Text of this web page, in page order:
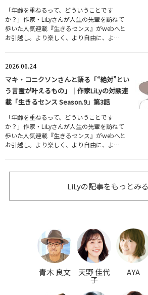
「年齢を重ねるって、どういうことです
か？」作家・LiLyさんが人生の先輩を訪ねて
歩いた人気連載『生きるセンス』がwebへと
お引越し。より楽しく、より自由に、よ…
2026.06.24
マキ・コニクソンさんと語る「“絶対”とい
う言霊が叶えるもの」｜作家LiLyの対談連
載「生きるセンス Season.9」第3話
「年齢を重ねるって、どういうことです
か？」作家・LiLyさんが人生の先輩を訪ねて
歩いた人気連載『生きるセンス』がwebへと
お引越し。より楽しく、より自由に、よ…
LiLyの記事をもっとみる
青木 良文 天野 佳代
子
AYA